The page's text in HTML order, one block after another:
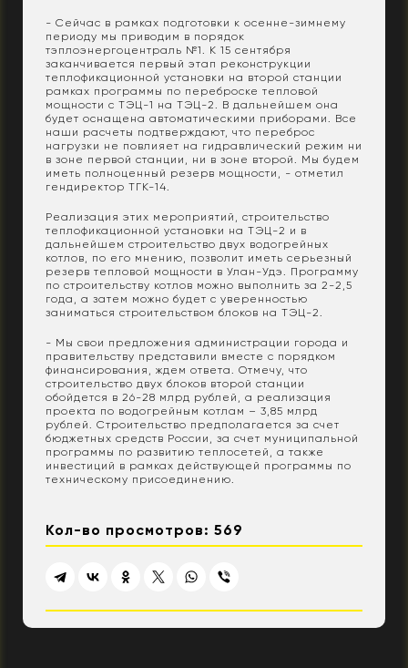
- Сейчас в рамках подготовки к осенне-зимнему
периоду мы приводим в порядок
тэплоэнергоцентраль №1. К 15 сентября
заканчивается первый этап реконструкции
теплофикационной установки на второй станции
рамках программы по переброске тепловой
мощности с ТЭЦ-1 на ТЭЦ-2. В дальнейшем она
будет оснащена автоматическими приборами. Все
наши расчеты подтверждают, что переброс
нагрузки не повлияет на гидравлический режим ни
в зоне первой станции, ни в зоне второй. Мы будем
иметь полноценный резерв мощности, - отметил
гендиректор ТГК-14.
Реализация этих мероприятий, строительство
теплофикационной установки на ТЭЦ-2 и в
дальнейшем строительство двух водогрейных
котлов, по его мнению, позволит иметь серьезный
резерв тепловой мощности в Улан-Удэ. Программу
по строительству котлов можно выполнить за 2-2,5
года, а затем можно будет с уверенностью
заниматься строительством блоков на ТЭЦ-2.
- Мы свои предложения администрации города и
правительству представили вместе с порядком
финансирования, ждем ответа. Отмечу, что
строительство двух блоков второй станции
обойдется в 26-28 млрд рублей, а реализация
проекта по водогрейным котлам – 3,85 млрд
рублей. Строительство предполагается за счет
бюджетных средств России, за счет муниципальной
программы по развитию теплосетей, а также
инвестиций в рамках действующей программы по
техническому присоединению.
Кол-во просмотров: 569